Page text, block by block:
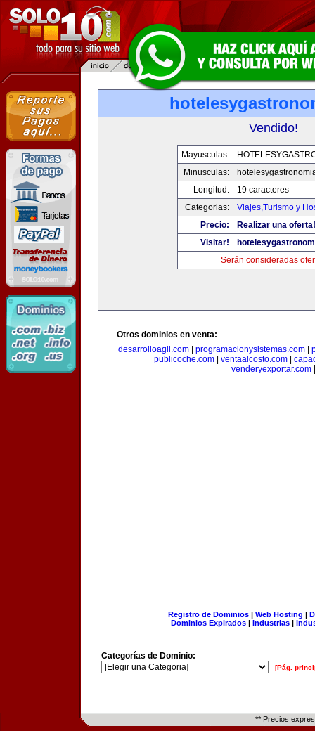
Vendido!
Mayusculas:
Minusculas:
Longitud:
19 caracteres
Categorias:
Viajes,Turismo y
Precio:
Realizar una oferta!
Visitar!
Serán consideradas
Otros dominios en venta:
desarrolloagil.com
programacionysistemas.com
publicoche.com
ventaalcosto.com
venderyexportar.com
Registro de Dominios| Web Hosting |
Dominios Expirados | Industrias |
Categorías de Dominio:
[Pág.
** Precios